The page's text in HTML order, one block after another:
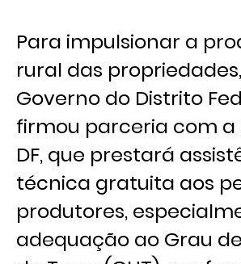
Para impulsionar a
rural das
Governo do Distrito
firmou parceria com a
DF, que prestará
técnica gratuita aos
produtores,
adequação ao Grau